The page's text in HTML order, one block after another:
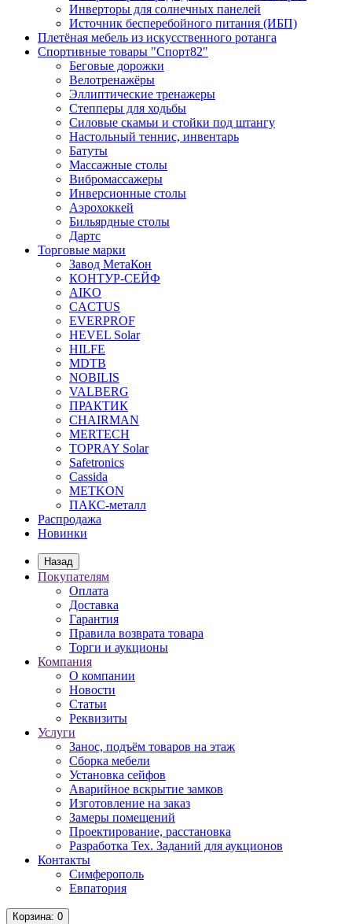
Инверторы для солнечных панелей
Источник бесперебойного питания (ИБП)
Плетёная мебель из искусственного ротанга
Спортивные товары "Спорт82"
Беговые дорожки
Велотренажёры
Эллиптические тренажеры
Степперы для ходьбы
Силовые скамьи и стойки под штангу
Настольный теннис, инвентарь
Батуты
Массажные столы
Вибромассажеры
Инверсионные столы
Аэрохоккей
Бильярдные столы
Дартс
Торговые марки
Завод МетаКон
КОНТУР-СЕЙФ
AIKO
CACTUS
EVERPROF
HEVEL Solar
HILFE
MDTB
NOBILIS
VALBERG
ПРАКТИК
CHAIRMAN
MERTECH
TOPRAY Solar
Safetronics
Cassida
METKON
ПАКС-металл
Распродажа
Новинки
Назад
Покупателям
Оплата
Доставка
Гарантия
Правила возврата товара
Торги и аукционы
Компания
О компании
Новости
Статьи
Реквизиты
Услуги
Занос, подъём товаров на этаж
Сборка мебели
Установка сейфов
Аварийное вскрытие замков
Изготовление на заказ
Замеры помещений
Проектирование, расстановка
Разработка Тех. Заданий для аукционов
Контакты
Симферополь
Евпатория
Корзина: 0